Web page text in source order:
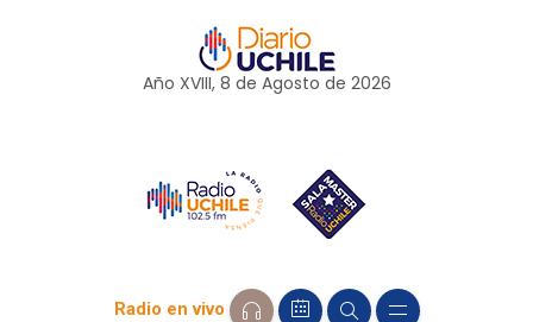
Año XVIII, 8 de Agosto de 2026
Radio en vivo